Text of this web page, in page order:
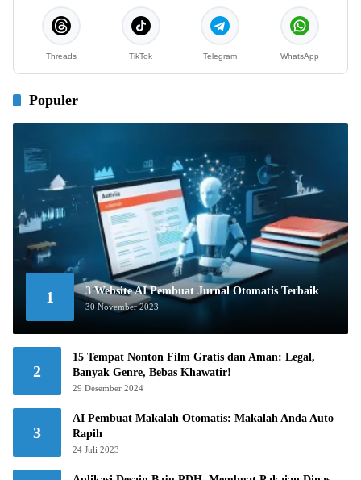
Threads TikTok Telegram WhatsApp
Populer
1 3 Website AI Pembuat Jurnal Otomatis Terbaik
30 November 2023
2
15 Tempat Nonton Film Gratis dan Aman: Legal,
Banyak Genre, Bebas Khawatir!
29 Desember 2024
3
AI Pembuat Makalah Otomatis: Makalah Anda Auto
Rapih
24 Juli 2023